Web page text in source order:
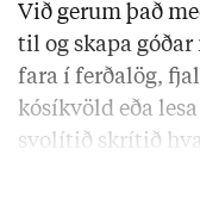
Við gerum það
til og skapa
fara í ferðalög,
kósíkvöld eða
svolítið skrítið